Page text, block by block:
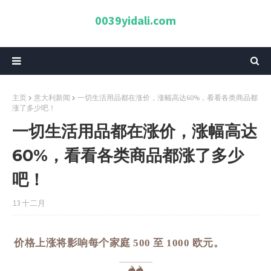
0039yidali.com
主页 意大利新闻
一切生活用品都在涨价，涨幅高达60%，看看各类商品都
涨了多少吧！
一切生活用品都在涨价，涨幅高达
60%，看看各类商品都涨了多少
吧！
13 十二月
价格上涨将影响每个家庭 500 至 1000 欧元。